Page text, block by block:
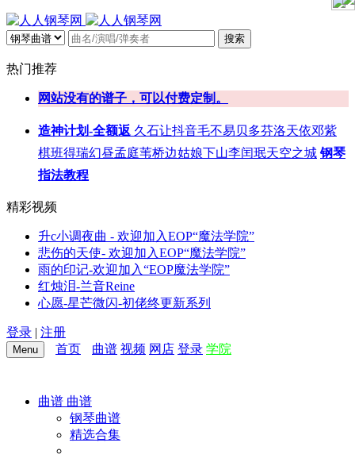
搜索
热门推荐
网站没有的谱子，可以付费定制。
造神计划-全额返 久石让抖音毛不易贝多芬洛天依邓紫
棋班得瑞幻昼孟庭苇桥边姑娘下山李闰珉天空之城 钢琴
指法教程
精彩视频
升c小调夜曲 - 欢迎加入EOP“魔法学院”
悲伤的天使- 欢迎加入EOP“魔法学院”
雨的印记-欢迎加入“EOP魔法学院”
红烛泪-兰音Reine
心愿-星芒微闪-初佬终更新系列
登录 | 注册
Menu 首页 曲谱 视频 网店 登录 学院
曲谱 曲谱
钢琴曲谱
精选合集